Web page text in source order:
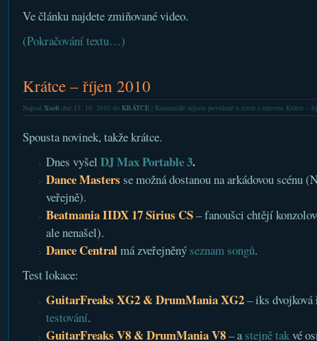
Ve článku najdete zmiňované video.
(Pokračování textu…)
Krátce – říjen 2010
Napsal Xsoftdne 15. 10. 2010 do KRÁTCE| Komentáře nejsou povolenéu textu s názvem Krátce –
Spousta novinek, takže krátce.
Dnes vyšel DJ Max Portable 3.
Dance Masters se možná dostanou na arkádovou scénu
veřejně).
Beatmania IIDX 17 Sirius CS– fanoušci chtějí
ale nenašel).
Dance Centralmá zveřejněný seznam songů.
Test lokace:
GuitarFreaks XG2 & DrumMania XG2– iks dvojková
testování.
GuitarFreaks V8 & DrumMania V8– astejně takvé